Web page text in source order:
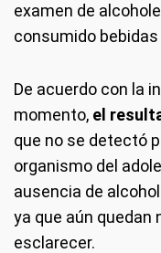
examen de
consumido
De acuerdo con la
momento, el
que no se detectó
organismo del
ausencia de
ya que aún
esclarecer.